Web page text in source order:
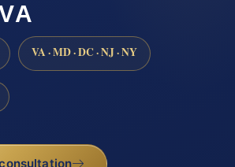
VA · MD · DC · NJ · NY